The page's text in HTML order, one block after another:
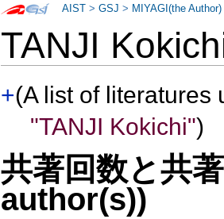
TANJI
+(A list of literatures
"TANJI Kokichi")
共著回数と共
author(s))
AIST >GSJ > MIYAGI(the Author)